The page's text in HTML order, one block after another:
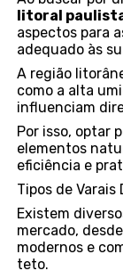
litoral
aspectos para
adequado às
A região
como a alta
influenciam
Por isso, optar
elementos
eficiência e
Tipos de
Existem
mercado,
modernos e
teto.